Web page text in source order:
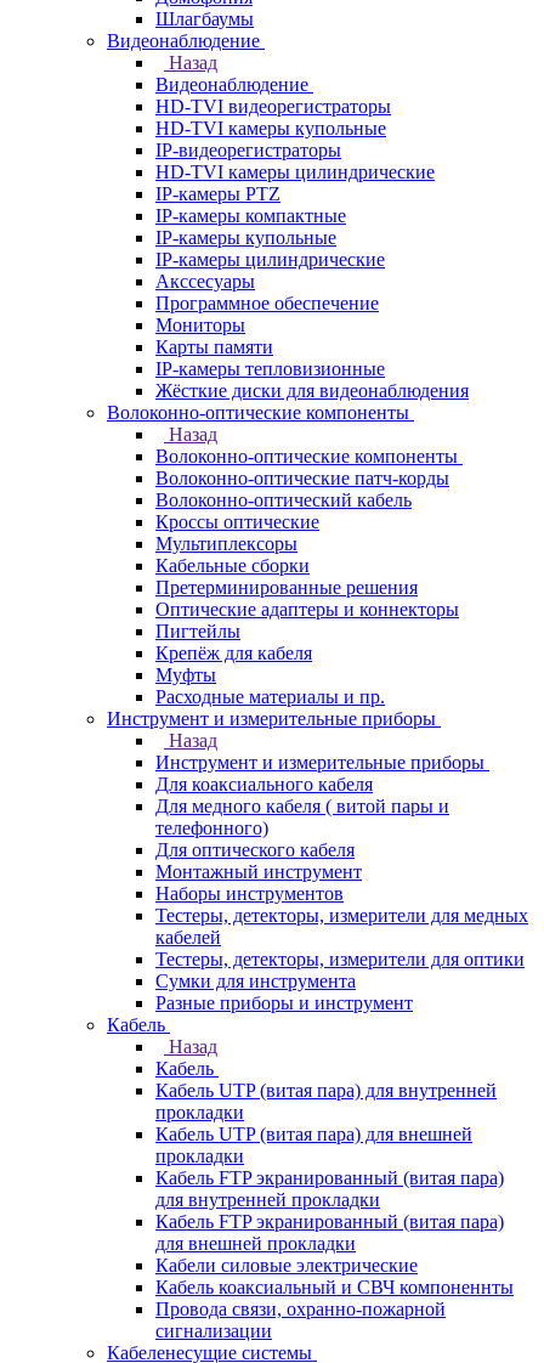
Шлагбаумы
Видеонаблюдение
Назад
Видеонаблюдение
HD-TVI видеорегистраторы
HD-TVI камеры купольные
IP-видеорегистраторы
HD-TVI камеры цилиндрические
IP-камеры PTZ
IP-камеры компактные
IP-камеры купольные
IP-камеры цилиндрические
Акссесуары
Программное обеспечение
Мониторы
Карты памяти
IP-камеры тепловизионные
Жёсткие диски для видеонаблюдения
Волоконно-оптические компоненты
Назад
Волоконно-оптические компоненты
Волоконно-оптические патч-корды
Волоконно-оптический кабель
Кроссы оптические
Мультиплексоры
Кабельные сборки
Претерминированные решения
Оптические адаптеры и коннекторы
Пигтейлы
Крепёж для кабеля
Муфты
Расходные материалы и пр.
Инструмент и измерительные приборы
Назад
Инструмент и измерительные приборы
Для коаксиального кабеля
Для медного кабеля ( витой пары и
телефонного)
Для оптического кабеля
Монтажный инструмент
Наборы инструментов
Тестеры, детекторы, измерители для медных
кабелей
Тестеры, детекторы, измерители для оптики
Сумки для инструмента
Разные приборы и инструмент
Кабель
Назад
Кабель
Кабель UTP (витая пара) для внутренней
прокладки
Кабель UTP (витая пара) для внешней
прокладки
Кабель FTP экранированный (витая пара)
для внутренней прокладки
Кабель FTP экранированный (витая пара)
для внешней прокладки
Кабели силовые электрические
Кабель коаксиальный и СВЧ компоненнты
Провода связи, охранно-пожарной
сигнализации
Кабеленесущие системы